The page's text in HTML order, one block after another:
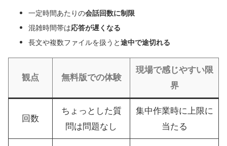
一定時間あたりの会話回数に制限
混雑時間帯は応答が遅くなる
長文や複数ファイルを扱うと途中で途切れる
観点 無料版での体験
現場で感じやすい限
界
回数
ちょっとした質
問は問題なし
集中作業時に上限に
当たる